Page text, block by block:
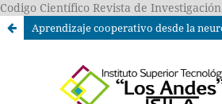
Codigo Científico Revista de Investigación